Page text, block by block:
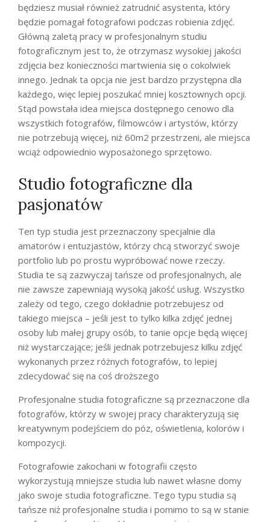
będziesz musiał również zatrudnić asystenta, który
będzie pomagał fotografowi podczas robienia zdjęć.
Główną zaletą pracy w profesjonalnym studiu
fotograficznym jest to, że otrzymasz wysokiej jakości
zdjęcia bez konieczności martwienia się o cokolwiek
innego. Jednak ta opcja nie jest bardzo przystępna dla
każdego, więc lepiej poszukać mniej kosztownych opcji.
Stąd powstała idea miejsca dostępnego cenowo dla
wszystkich fotografów, filmowców i artystów, którzy
nie potrzebują więcej, niż 60m2 przestrzeni, ale miejsca
wciąż odpowiednio wyposażonego sprzętowo.
Studio fotograficzne dla
pasjonatów
Ten typ studia jest przeznaczony specjalnie dla
amatorów i entuzjastów, którzy chcą stworzyć swoje
portfolio lub po prostu wypróbować nowe rzeczy.
Studia te są zazwyczaj tańsze od profesjonalnych, ale
nie zawsze zapewniają wysoką jakość usług. Wszystko
zależy od tego, czego dokładnie potrzebujesz od
takiego miejsca – jeśli jest to tylko kilka zdjęć jednej
osoby lub małej grupy osób, to tanie opcje będą więcej
niż wystarczające; jeśli jednak potrzebujesz kilku zdjęć
wykonanych przez różnych fotografów, to lepiej
zdecydować się na coś droższego
Profesjonalne studia fotograficzne są przeznaczone dla
fotografów, którzy w swojej pracy charakteryzują się
kreatywnym podejściem do póz, oświetlenia, kolorów i
kompozycji.
Fotografowie zakochani w fotografii często
wykorzystują mniejsze studia lub nawet własne domy
jako swoje studia fotograficzne. Tego typu studia są
tańsze niż profesjonalne studia i pomimo to są w stanie